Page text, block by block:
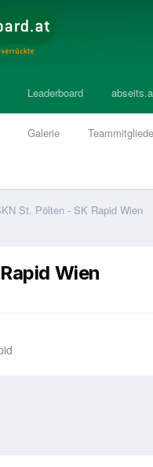
Galerie
Leaderboard
St. Pölten - SK Rapid Wien
Wien